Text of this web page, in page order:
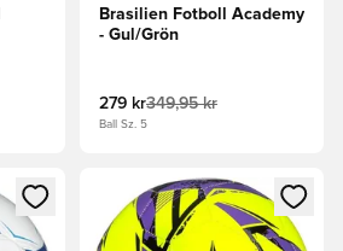
Brasilien Fotboll Academy
- Gul/Grön
279 kr349,95 kr
Ball Sz. 5
att logga in eller registrera dig som
Öppnar en Modal för att